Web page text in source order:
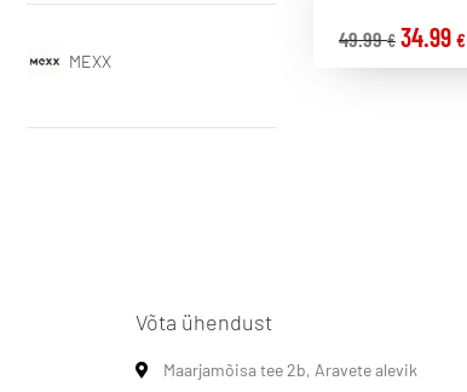
MEXX
49.99€ 34.99€
Võta ühendust
Maarjamõisa tee 2b, Aravete alevik